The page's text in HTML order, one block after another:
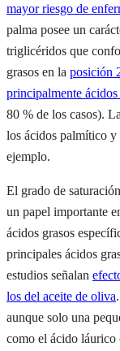
mayor riesgo de
palma posee un
triglicéridos que
grasos en la posición
principalmente
80 % de los casos).
los ácidos palmítico
ejemplo.
El grado de
un papel importante
ácidos grasos
principales ácidos
estudios señalan
los del aceite de oliva
aunque solo una
como el ácido